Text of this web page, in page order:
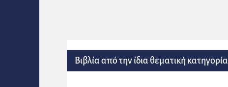
Βιβλία από την ίδια θεματική κατηγορία